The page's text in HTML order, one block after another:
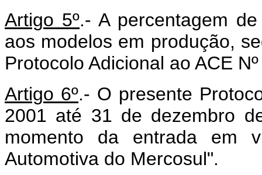
Artigo 5º.- A percentagem
aos modelos em produção,
Protocolo Adicional ao ACE
Artigo 6º.- O presente
2001 até 31 de dezembro
momento da entrada em
Automotiva do Mercosul".